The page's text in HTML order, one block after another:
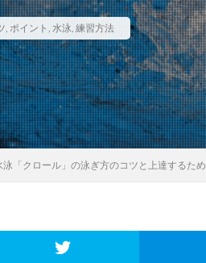
, ポイント , 水泳, 練習方法
泳「クロール」の泳ぎ方のコツと上達するた